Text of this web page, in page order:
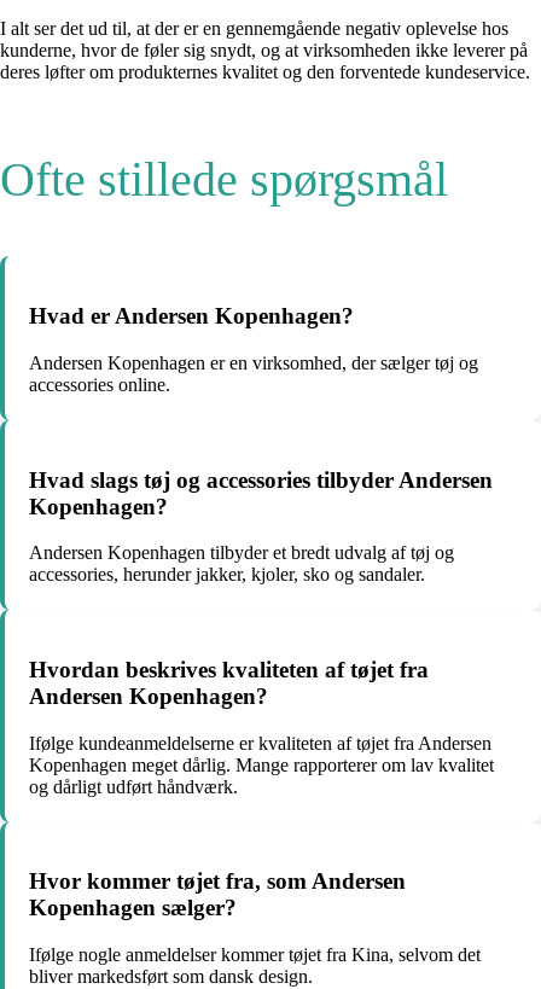
I alt ser det ud til, at der er en gennemgående negativ oplevelse hos
kunderne, hvor de føler sig snydt, og at virksomheden ikke leverer på
deres løfter om produkternes kvalitet og den forventede kundeservice.
Ofte stillede spørgsmål
Hvad er Andersen Kopenhagen?
Andersen Kopenhagen er en virksomhed, der sælger tøj og
accessories online.
Hvad slags tøj og accessories tilbyder Andersen
Kopenhagen?
Andersen Kopenhagen tilbyder et bredt udvalg af tøj og
accessories, herunder jakker, kjoler, sko og sandaler.
Hvordan beskrives kvaliteten af tøjet fra
Andersen Kopenhagen?
Ifølge kundeanmeldelserne er kvaliteten af tøjet fra Andersen
Kopenhagen meget dårlig. Mange rapporterer om lav kvalitet
og dårligt udført håndværk.
Hvor kommer tøjet fra, som Andersen
Kopenhagen sælger?
Ifølge nogle anmeldelser kommer tøjet fra Kina, selvom det
bliver markedsført som dansk design.